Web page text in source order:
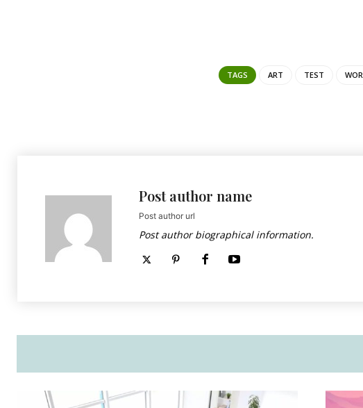
TAGS ART TEST
Post author name
Post author url
Post author biographical information.